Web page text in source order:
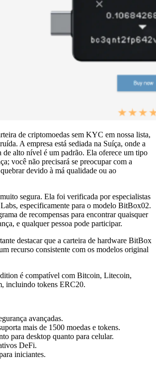
de criptomoedas sem KYC em nossa lista,
A empresa está sediada na Suíça, onde a
de alto nível é um padrão. Ela oferece um tipo
você não precisará se preocupar com a
devido à má qualidade ou ao
segura. Ela foi verificada por especialistas
especificamente para o modelo BitBox02.
de recompensas para encontrar quaisquer
e qualquer pessoa pode participar.
destacar que a carteira de hardware BitBox
recurso consistente com os modelos original
é compatível com Bitcoin, Litecoin,
incluindo tokens ERC20.
avançadas.
mais de 1500 moedas e tokens.
para desktop quanto para celular.
DeFi.
iniciantes.